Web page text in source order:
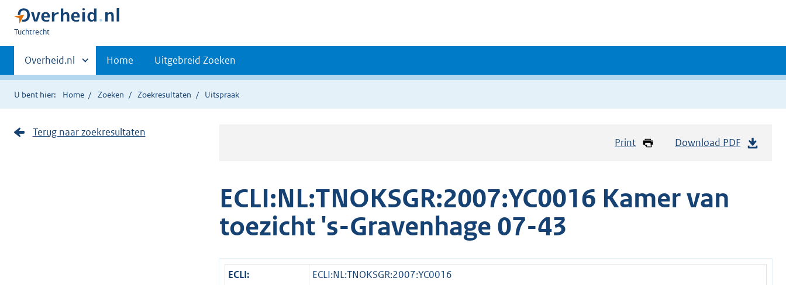
U
hier:
Tuchtrecht
Primaire
navigatie
Andere
sites
binnen
Overheid.nl Home Uitgebreid Zoeken
U bent hier: Home Zoeken Zoekresultaten Uitspraak
Print Download PDF
ECLI:NL:TNOKSGR:2007:YC0016 Kamer van
toezicht 's-Gravenhage 07-43
ECLI:
ECLI:NL:TNOKSGR:2007:YC0016
Terug naar zoekresultaten